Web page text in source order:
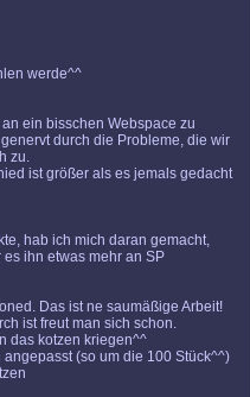
werde^^
ein bisschen Webspace zu
durch die Probleme, die wir
zu.
ist größer als es jemals gedacht
hab ich mich daran gemacht,
ihn etwas mehr an SP
Das ist ne saumäßige Arbeit!
ist freut man sich schon.
das kotzen kriegen^^
(so um die 100 Stück^^)